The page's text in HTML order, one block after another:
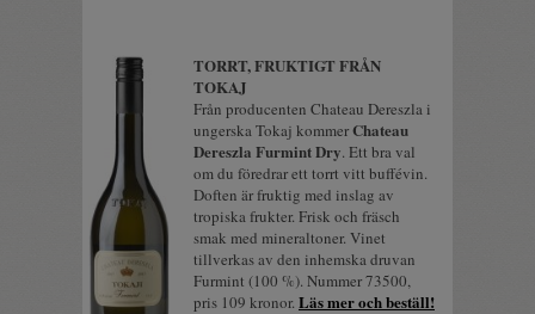
TORRT, FRUKTIGT FRÅN
TOKAJ
Från producenten Chateau Dereszla i
ungerska Tokaj kommerChateau
Dereszla Furmint Dry. Ett bra val
om du föredrar ett torrt vitt buffévin.
Doften är fruktig med inslag av
tropiska frukter. Frisk och fräsch
smak med mineraltoner. Vinet
tillverkas av den inhemska druvan
Furmint (100 %). Nummer 73500,
pris 109 kronor. Läs mer och beställ!